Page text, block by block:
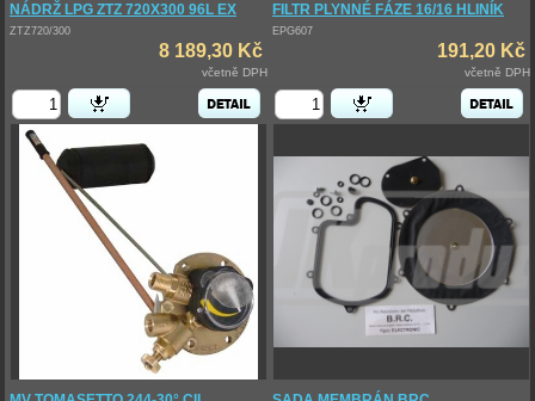
NÁDRŽ LPG ZTZ 720X300 96L EX
ZTZ720/300
8 189,30 Kč
včetně DPH
FILTR PLYNNÉ FÁZE 16/16 HLINÍK
EPG607
191,20 Kč
včetně DPH